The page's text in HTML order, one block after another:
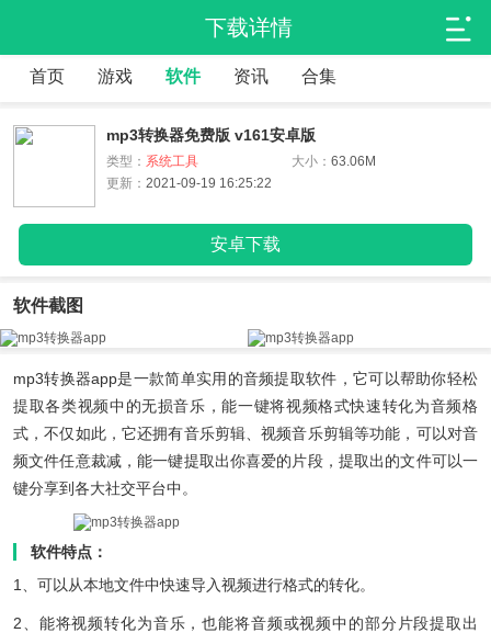
下载详情
首页 游戏 软件 资讯 合集
mp3转换器免费版 v161安卓版
类型： 系统工具 大小：63.06M
更新： 2021-09-19 16:25:22
安卓下载
软件截图
mp3转换器app是一款简单实用的音频提取软件，它可以帮助你轻松
提取各类视频中的无损音乐，能一键将视频格式快速转化为音频格
式，不仅如此，它还拥有音乐剪辑、视频音乐剪辑等功能，可以对音
频文件任意裁减，能一键提取出你喜爱的片段，提取出的文件可以一
键分享到各大社交平台中。
软件特点：
1、可以从本地文件中快速导入视频进行格式的转化。
2、能将视频转化为音乐，也能将音频或视频中的部分片段提取出